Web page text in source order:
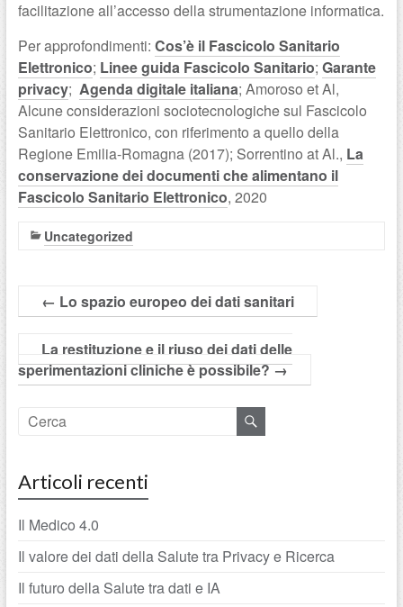
facilitazione all’accesso della strumentazione informatica.
Per approfondimenti: Cos’è il Fascicolo Sanitario
Elettronico; Linee guida Fascicolo Sanitario; Garante
privacy; Agenda digitale italiana; Amoroso et Al,
Alcune considerazioni sociotecnologiche sul Fascicolo
Sanitario Elettronico, con riferimento a quello della
Regione Emilia-Romagna (2017); Sorrentino at Al., La
conservazione dei documenti che alimentano il
Fascicolo Sanitario Elettronico, 2020
Uncategorized
← Lo spazio europeo dei dati sanitari
La restituzione e il riuso dei dati delle
sperimentazioni cliniche è possibile?→
Articoli recenti
Il Medico 4.0
Il valore dei dati della Salute tra Privacy e Ricerca
Il futuro della Salute tra dati e IA